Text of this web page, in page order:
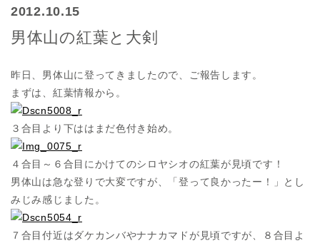
2012.10.15
男体山の紅葉と大剣
昨日、男体山に登ってきましたので、ご報告します。
まずは、紅葉情報から。
３合目より下ははまだ色付き始め。
４合目～６合目にかけてのシロヤシオの紅葉が見頃です！
男体山は急な登りで大変ですが、「登って良かったー！」とし
みじみ感じました。
７合目付近はダケカンバやナナカマドが見頃ですが、８合目よ